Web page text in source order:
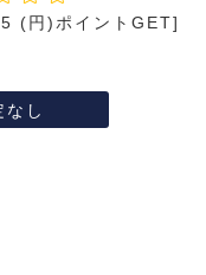
(円)ポイントGET]
し